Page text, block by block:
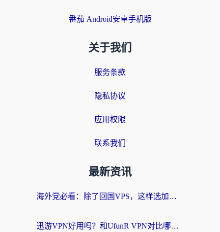
番茄 Android安卓手机版
关于我们
服务条款
隐私协议
应用权限
联系我们
最新资讯
海外党必看：除了回国VPS，这样选加速器也能无缝刷国内资源？
迅游VPN好用吗？和UfunR VPN对比哪个回国效果更好？海外党亲测避坑指南